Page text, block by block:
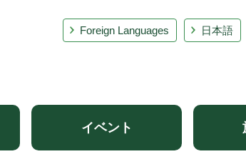
Foreign Languages 日本語
イベント